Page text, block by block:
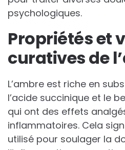
psychologiques.
Propriétés et
curatives de
L’ambre est riche en
l’acide succinique et le
qui ont des effets
inflammatoires. Cela
utilisé pour soulager la